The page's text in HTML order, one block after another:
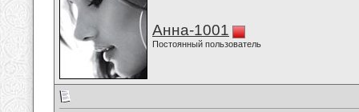
Анна-1001
Постоянный пользователь